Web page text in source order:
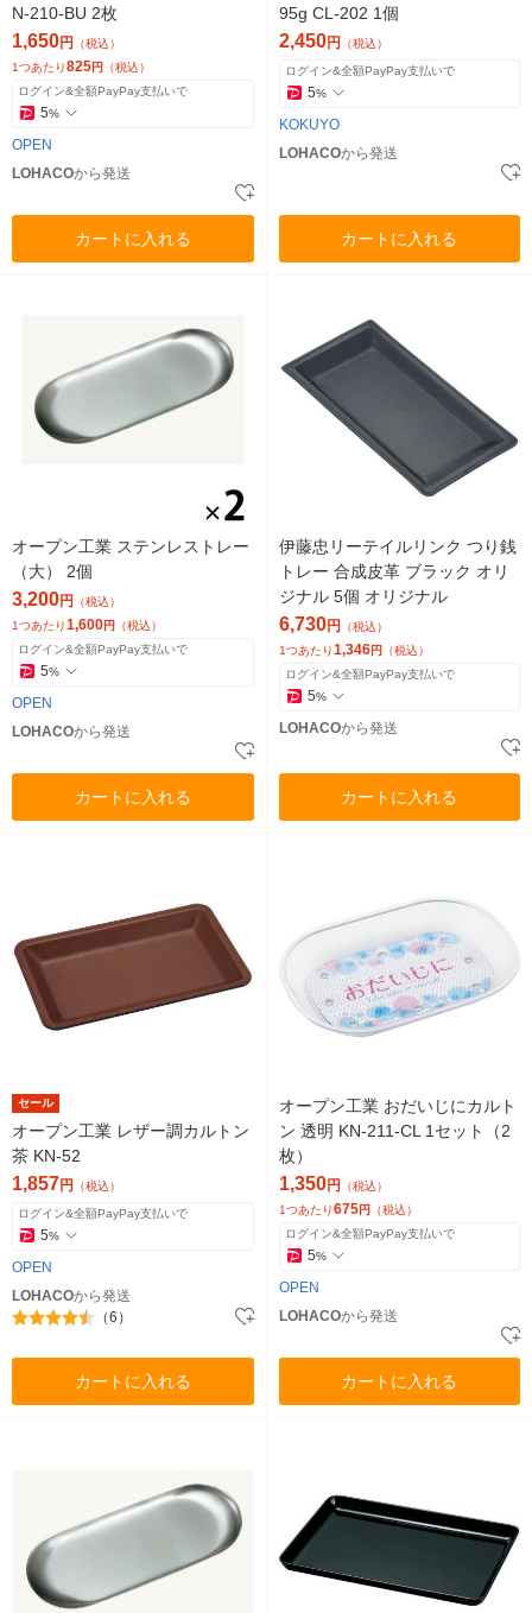
N-210-BU 2枚
1,650円 （税込）
1つあたり825円 （税込）
ログイン&全額PayPay支払いで
5%
OPEN
LOHACOから発送
カートに入れる
95g CL-202 1個
2,450円 （税込）
ログイン&全額PayPay支払いで
5%
KOKUYO
LOHACOから発送
カートに入れる
オープン工業 ステンレストレー
（大） 2個
3,200円
（税込）
1つあたり1,600円 （税込）
ログイン&全額PayPay支払いで
5%
OPEN
LOHACOから発送
カートに入れる
伊藤忠リーテイルリンク つり銭
トレー 合成皮革 ブラック オリ
ジナル 5個 オリジナル
6,730円
（税込）
1つあたり1,346円 （税込）
ログイン&全額PayPay支払いで
5%
LOHACOから発送
カートに入れる
セール
オープン工業 レザー調カルトン
茶 KN-52
1,857円 （税込）
ログイン&全額PayPay支払いで
5%
OPEN
LOHACOから発送
（6）
カートに入れる
オープン工業 おだいじにカルト
ン 透明 KN-211-CL 1セット（2
枚）
1,350円 （税込）
1つあたり675円 （税込）
ログイン&全額PayPay支払いで
5%
OPEN
LOHACOから発送
カートに入れる